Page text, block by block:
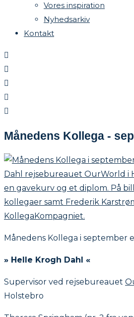
Vores inspiration
Nyhedsarkiv
Kontakt
Månedens Kollega -
Månedens Kollega i september
» Helle Krogh Dahl «
Supervisor ved rejsebureauet
Holstebro